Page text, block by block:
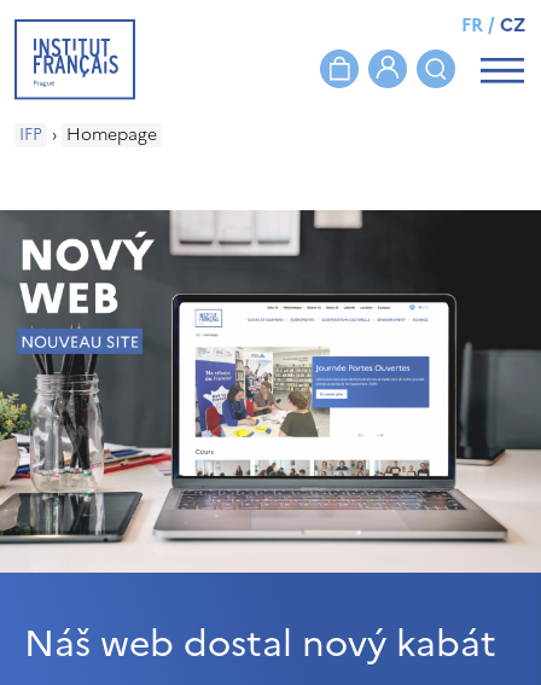
FR/CZ
IFP › Homepage
Náš web dostal nový kabát